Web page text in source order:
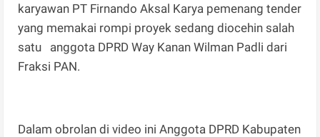
karyawan PT Firnando Aksal Karya pemenang tender
yang memakai rompi proyek sedang diocehin salah
satu anggota DPRD Way Kanan Wilman Padli dari
Fraksi PAN.
Dalam obrolan di video ini Anggota DPRD Kabupaten